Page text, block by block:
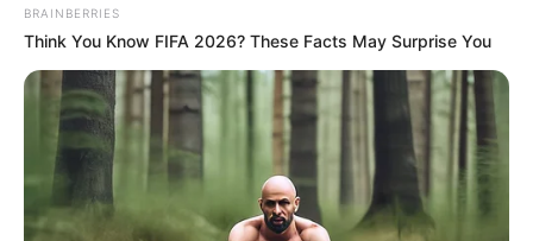
Artes en la CDMX, ofrece vapeadores a la venta desde los 100 pesos.
(Foto: Especial)
Shelma Navarrete @shelmanz
En la Alameda Central, a unos pasos del Palacio de
Bellas Artes, se venden vapeadores en vía pública, pese
a estar prohibidos a nivel federal y que su
comercialización puede llevar a una pena de hasta ocho